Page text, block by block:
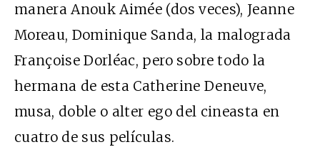
manera Anouk Aimée (dos veces), Jeanne
Moreau, Dominique Sanda, la malograda
Françoise Dorléac, pero sobre todo la
hermana de esta Catherine Deneuve,
musa, doble o alter ego del cineasta en
cuatro de sus películas.